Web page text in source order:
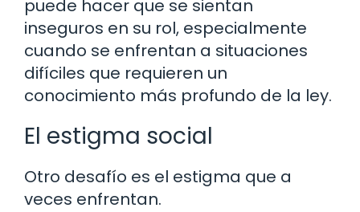
puede hacer que se sientan
inseguros en su rol, especialmente
cuando se enfrentan a situaciones
difíciles que requieren un
conocimiento más profundo de la ley.
El estigma social
Otro desafío es el estigma que a
veces enfrentan.